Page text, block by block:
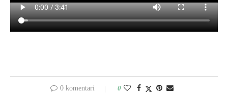
0 komentari 0